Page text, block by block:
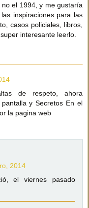
el 1994, y me gustaría
inspiraciones para las
casos policiales, libros,
interesante leerlo.
de respeto, ahora
y Secretos En el
la pagina web
2014
el viernes pasado